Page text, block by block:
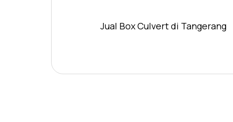
Jual Box Culvert di Tangerang